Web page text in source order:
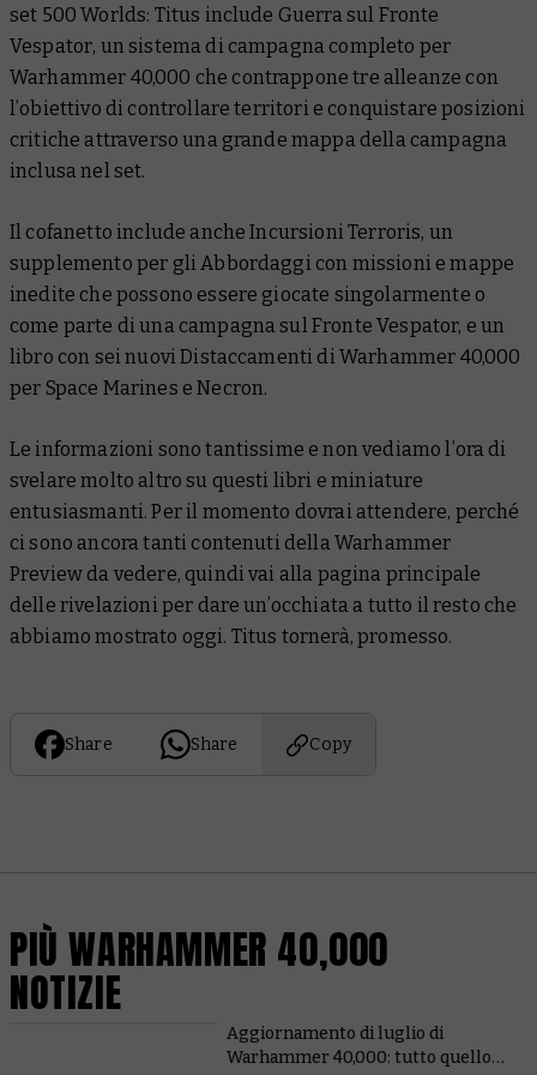
set 500 Worlds: Titus include Guerra sul Fronte
Vespator, un sistema di campagna completo per
Warhammer 40,000 che contrappone tre alleanze con
l’obiettivo di controllare territori e conquistare posizioni
critiche attraverso una grande mappa della campagna
inclusa nel set.
Il cofanetto include ancheIncursioni Terroris, un
supplemento per gli Abbordaggi con missioni e mappe
inedite che possono essere giocate singolarmente o
come parte di una campagna sul Fronte Vespator, e un
libro con sei nuovi Distaccamenti di Warhammer 40,000
per Space Marines e Necron.
Le informazioni sono tantissime e non vediamo l’ora di
svelare molto altro su questi libri e miniature
entusiasmanti. Per il momento dovrai attendere, perché
ci sono ancora tanti contenuti della Warhammer
Preview da vedere, quindi vai alla pagina principale
delle rivelazioni per dare un’occhiata a tutto il resto che
abbiamo mostrato oggi. Titus tornerà, promesso.
Share Share Copy
PIÙ WARHAMMER 40,000
NOTIZIE
Aggiornamento di luglio di
Warhammer 40,000: tutto quello